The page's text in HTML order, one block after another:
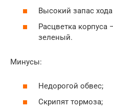
Высокий запас
Расцветка
зеленый.
Минусы:
Недорогой обвес;
Скрипят тормоза;